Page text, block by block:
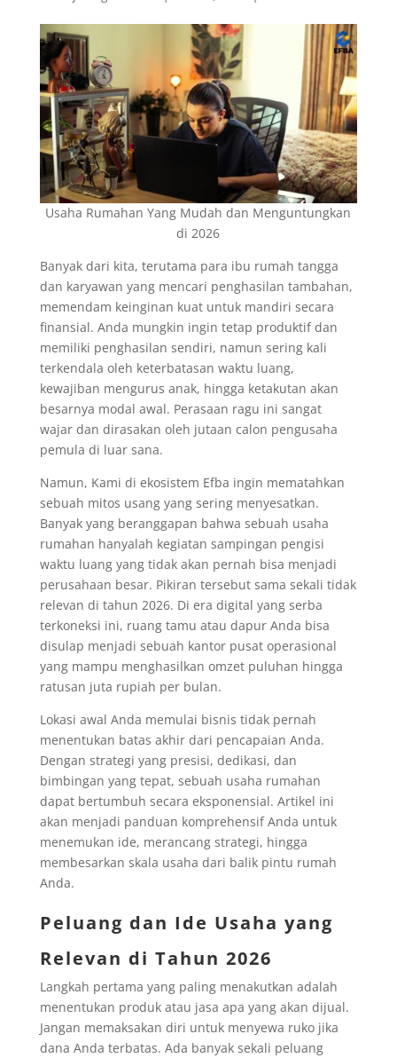
Usaha Rumahan Yang Mudah dan Menguntungkan
di 2026
Banyak dari kita, terutama para ibu rumah tangga
dan karyawan yang mencari penghasilan tambahan,
memendam keinginan kuat untuk mandiri secara
finansial. Anda mungkin ingin tetap produktif dan
memiliki penghasilan sendiri, namun sering kali
terkendala oleh keterbatasan waktu luang,
kewajiban mengurus anak, hingga ketakutan akan
besarnya modal awal. Perasaan ragu ini sangat
wajar dan dirasakan oleh jutaan calon pengusaha
pemula di luar sana.
Namun, Kami di ekosistem Efba ingin mematahkan
sebuah mitos usang yang sering menyesatkan.
Banyak yang beranggapan bahwa sebuah usaha
rumahan hanyalah kegiatan sampingan pengisi
waktu luang yang tidak akan pernah bisa menjadi
perusahaan besar. Pikiran tersebut sama sekali tidak
relevan di tahun 2026. Di era digital yang serba
terkoneksi ini, ruang tamu atau dapur Anda bisa
disulap menjadi sebuah kantor pusat operasional
yang mampu menghasilkan omzet puluhan hingga
ratusan juta rupiah per bulan.
Lokasi awal Anda memulai bisnis tidak pernah
menentukan batas akhir dari pencapaian Anda.
Dengan strategi yang presisi, dedikasi, dan
bimbingan yang tepat, sebuah usaha rumahan
dapat bertumbuh secara eksponensial. Artikel ini
akan menjadi panduan komprehensif Anda untuk
menemukan ide, merancang strategi, hingga
membesarkan skala usaha dari balik pintu rumah
Anda.
Peluang dan Ide Usaha yang
Relevan di Tahun 2026
Langkah pertama yang paling menakutkan adalah
menentukan produk atau jasa apa yang akan dijual.
Jangan memaksakan diri untuk menyewa ruko jika
dana Anda terbatas. Ada banyak sekali peluang